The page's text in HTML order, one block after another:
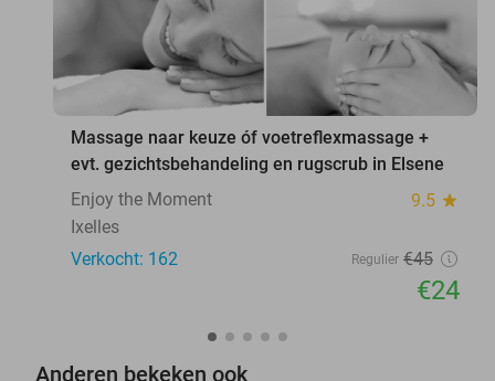
Massage naar keuze óf voetreflexmassage +
evt. gezichtsbehandeling en rugscrub in Elsene
Enjoy the Moment
9.5 star
Ixelles
Verkocht: 162
Regulier €45
€24
Anderen bekeken ook